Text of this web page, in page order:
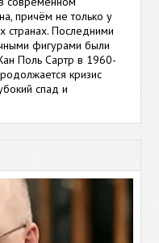
причём не только у
странах. Последними
фигурами были
Поль Сартр в 1960-
кризис
спад и